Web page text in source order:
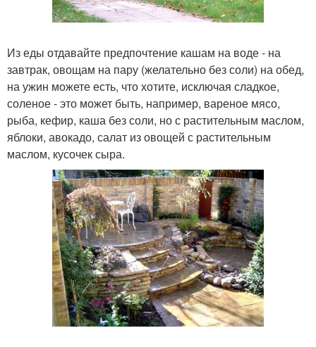
Из еды отдавайте предпочтение кашам на воде - на
завтрак, овощам на пару (желательно без соли) на обед,
на ужин можете есть, что хотите, исключая сладкое,
соленое - это может быть, например, вареное мясо,
рыба, кефир, каша без соли, но с растительным маслом,
яблоки, авокадо, салат из овощей с растительным
маслом, кусочек сыра.